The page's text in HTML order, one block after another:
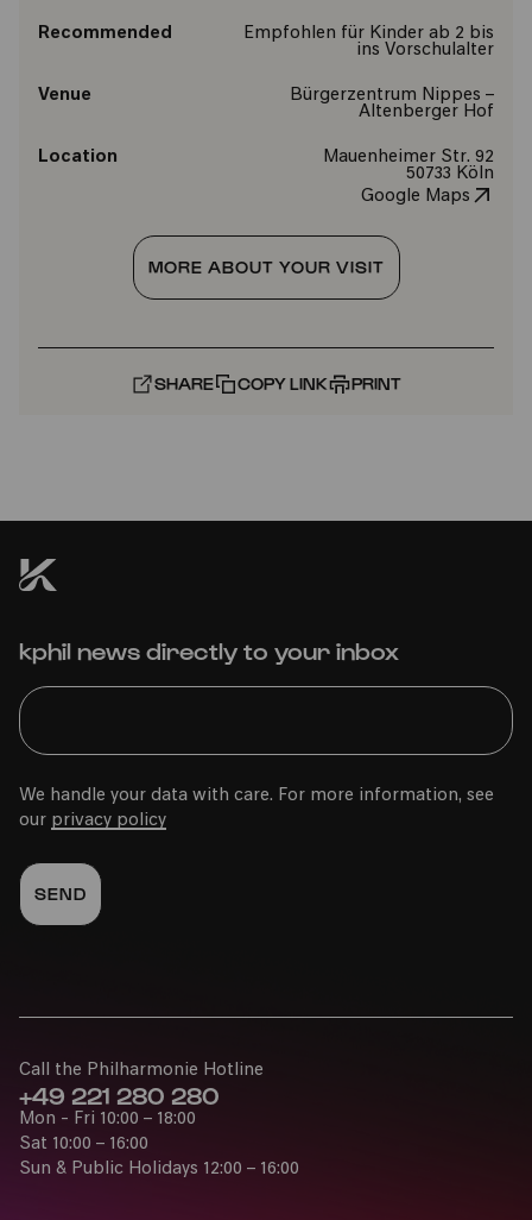
Recommended
Empfohlen für Kinder ab 2 bis
ins Vorschulalter
Venue
Bürgerzentrum Nippes –
Altenberger Hof
Location
Mauenheimer Str. 92
50733 Köln
Google Maps
MORE ABOUT YOUR VISIT
SHARE COPY LINK PRINT
kphil news directly to your inbox
We handle your data with care. For more information, see
our privacy policy
Call the Philharmonie Hotline
+49 221 280 280
Mon - Fri 10:00 – 18:00
Sat 10:00 – 16:00
Sun & Public Holidays 12:00 – 16:00